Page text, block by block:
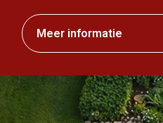
Meer informatie